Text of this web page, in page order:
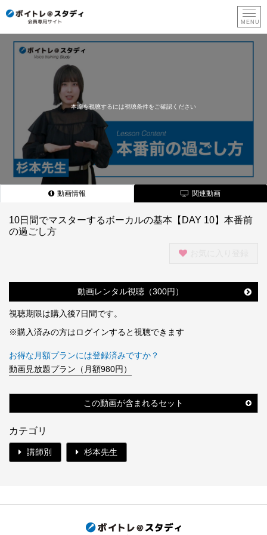
本編を視聴するには視聴条件をご確認ください
動画情報 関連動画
10日間でマスターするボーカルの基本【DAY 10】本番前
の過ごし方
動画レンタル視聴（300円）
視聴期限は購入後7日間です。
※購入済みの方はログインすると視聴できます
お得な月額プランには登録済みですか？
動画見放題プラン（月額980円）
この動画が含まれるセット
カテゴリ
講師別 杉本先生